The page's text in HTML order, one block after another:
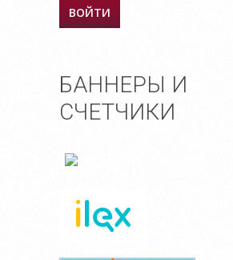
БАННЕРЫ И
СЧЕТЧИКИ